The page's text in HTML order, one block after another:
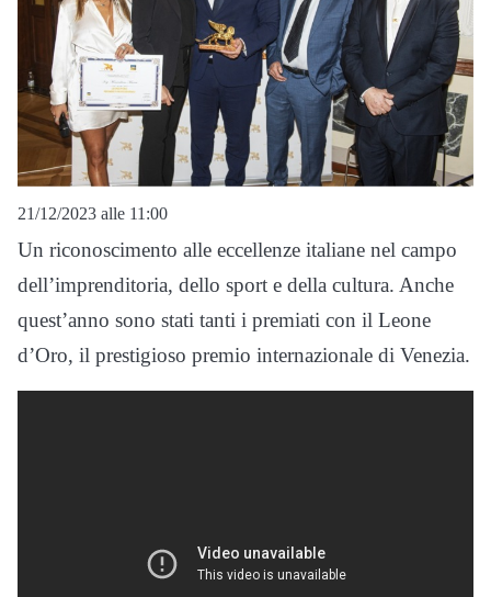
21/12/2023 alle 11:00
Un riconoscimento alle eccellenze italiane nel campo
dell’imprenditoria, dello sport e della cultura. Anche
quest’anno sono stati tanti i premiati con il Leone
d’Oro, il prestigioso premio internazionale di Venezia.